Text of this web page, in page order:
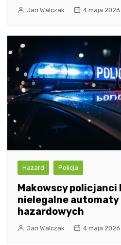
Jan Walczak 4 maja 2026
Hazard Policja
Makowscy
nielegalne automaty
hazardowych
Jan Walczak 4 maja 2026